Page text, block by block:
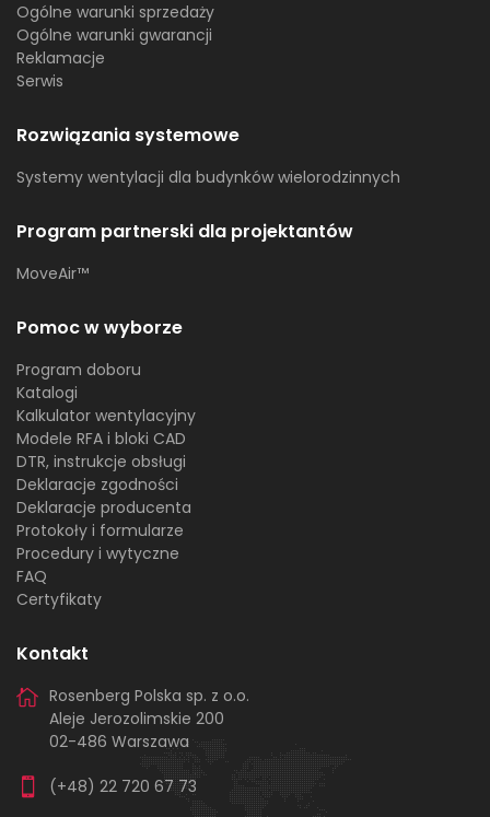
Ogólne warunki sprzedaży
Ogólne warunki gwarancji
Reklamacje
Serwis
Rozwiązania systemowe
Systemy wentylacji dla budynków wielorodzinnych
Program partnerski dla projektantów
MoveAir™
Pomoc w wyborze
Program doboru
Katalogi
Kalkulator wentylacyjny
Modele RFA i bloki CAD
DTR, instrukcje obsługi
Deklaracje zgodności
Deklaracje producenta
Protokoły i formularze
Procedury i wytyczne
FAQ
Certyfikaty
Kontakt
Rosenberg Polska sp. z o.o.
Aleje Jerozolimskie 200
02-486 Warszawa
(+48) 22 720 67 73